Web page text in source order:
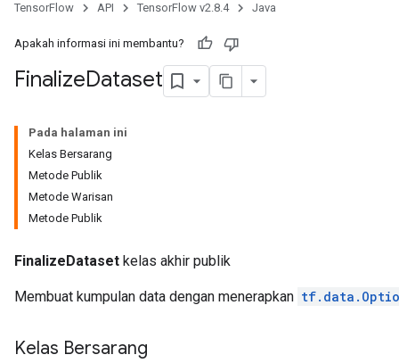
TensorFlow API TensorFlow v2.8.4 Java
Apakah informasi ini membantu?
FinalizeDataset
Pada halaman ini
Kelas Bersarang
Metode Publik
Metode Warisan
Metode Publik
FinalizeDataset kelas akhir publik
Membuat kumpulan data dengan menerapkan
Kelas Bersarang